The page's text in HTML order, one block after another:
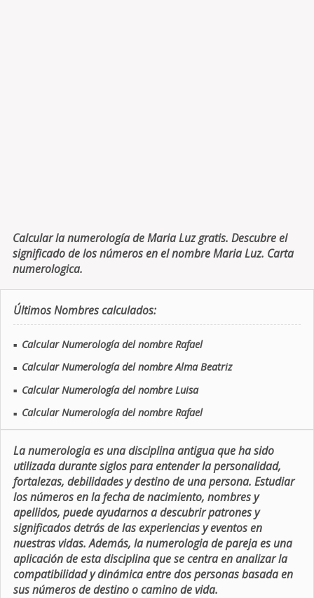
Calcular la numerología de Maria Luz gratis. Descubre el
significado de los números en el nombre Maria Luz. Carta
numerologica.
Últimos Nombres calculados:
■ Calcular Numerología del nombre Rafael
■ Calcular Numerología del nombre Alma Beatriz
■ Calcular Numerología del nombre Luisa
■ Calcular Numerología del nombre Rafael
La numerologia es una disciplina antigua que ha sido
utilizada durante siglos para entender la personalidad,
fortalezas, debilidades y destino de una persona. Estudiar
los números en la fecha de nacimiento, nombres y
apellidos, puede ayudarnos a descubrir patrones y
significados detrás de las experiencias y eventos en
nuestras vidas. Además, la numerologia de pareja es una
aplicación de esta disciplina que se centra en analizar la
compatibilidad y dinámica entre dos personas basada en
sus números de destino o camino de vida.